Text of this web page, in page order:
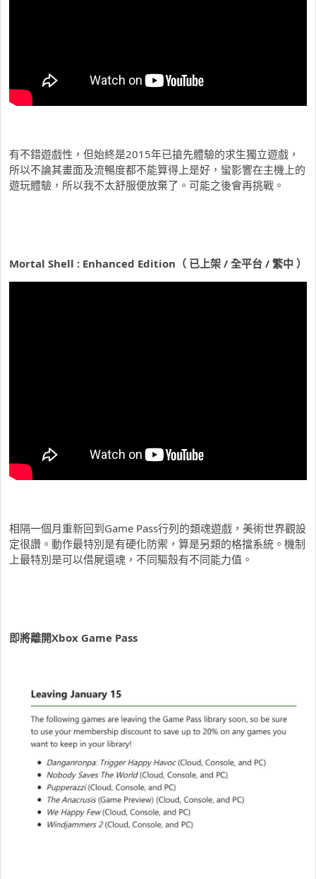
有不錯遊戲性，但始終是2015年已搶先體驗的求生獨立遊戲，
所以不論其畫面及流暢度都不能算得上是好，蠻影響在主機上的
遊玩體驗，所以我不太舒服便放棄了。可能之後會再挑戰。
Mortal Shell : Enhanced Edition（ 已上架 / 全平台 / 繁中 ）
相隔一個月重新回到Game Pass行列的類魂遊戲，美術世界觀設
定很讚。動作最特別是有硬化防禦，算是另類的格擋系統。機制
上最特別是可以借屍還魂，不同驅殼有不同能力值。
即將離開Xbox Game Pass